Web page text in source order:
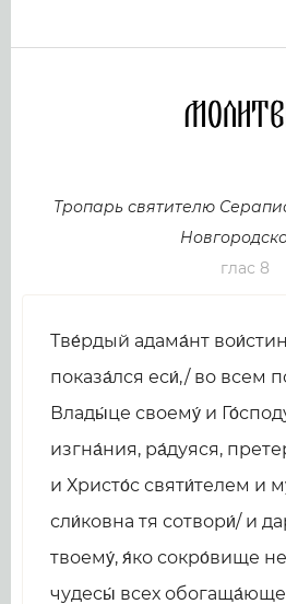
Тропарь святителю
глас 8
Тве́рдый адама́нт
показа́лся еси́,/ во всем
Влады́це своему́ и
изгна́ния, ра́дуяся,
и Христо́с святи́телем и
сли́ковна тя сотвори́/ и
твоему́, я́ко сокро́вище
чудесы́ всех